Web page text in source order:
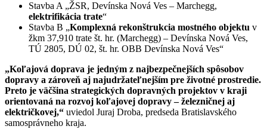
Stavba A „ŽSR, Devínska Nová Ves – Marchegg,
elektrifikácia trate“
Stavba B „Komplexná rekonštrukcia mostného objektu v
žkm 37,910 trate št. hr. (Marchegg) – Devínska Nová Ves,
TÚ 2805, DÚ 02, št. hr. OBB Devínska Nová Ves“
„Koľajová doprava je jedným z najbezpečnejších spôsobov
dopravy a zároveň aj najudržateľnejším pre životné prostredie.
Preto je väčšina strategických dopravných projektov v kraji
orientovaná na rozvoj koľajovej dopravy – železničnej aj
električkovej,“ uviedol Juraj Droba, predseda Bratislavského
samosprávneho kraja.